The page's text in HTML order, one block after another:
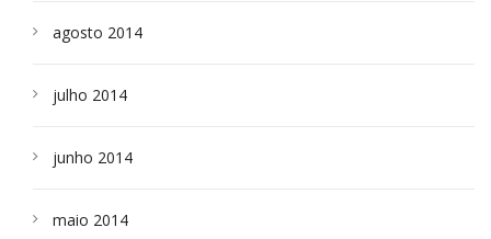
agosto 2014
julho 2014
junho 2014
maio 2014